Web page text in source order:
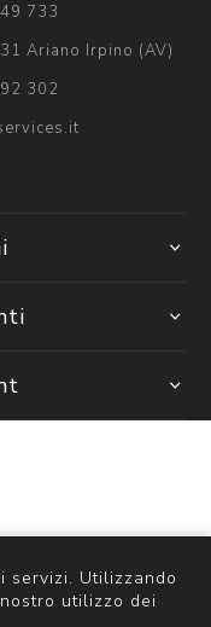
733
Ariano Irpino (AV)
302
servizi. Utilizzando
utilizzo dei